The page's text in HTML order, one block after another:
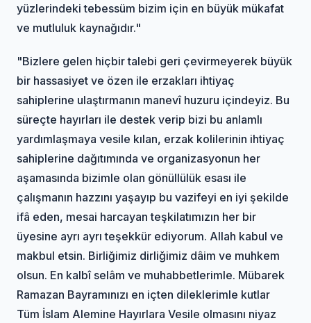
yüzlerindeki tebessüm bizim için en büyük mükafat
ve mutluluk kaynağıdır."
"Bizlere gelen hiçbir talebi geri çevirmeyerek büyük
bir hassasiyet ve özen ile erzakları ihtiyaç
sahiplerine ulaştırmanın manevî huzuru içindeyiz. Bu
süreçte hayırları ile destek verip bizi bu anlamlı
yardımlaşmaya vesile kılan, erzak kolilerinin ihtiyaç
sahiplerine dağıtımında ve organizasyonun her
aşamasında bizimle olan gönüllülük esası ile
çalışmanın hazzını yaşayıp bu vazifeyi en iyi şekilde
ifâ eden, mesai harcayan teşkilatımızın her bir
üyesine ayrı ayrı teşekkür ediyorum. Allah kabul ve
makbul etsin. Birliğimiz dirliğimiz dâim ve muhkem
olsun. En kalbî selâm ve muhabbetlerimle. Mübarek
Ramazan Bayramınızı en içten dileklerimle kutlar
Tüm İslam Alemine Hayırlara Vesile olmasını niyaz